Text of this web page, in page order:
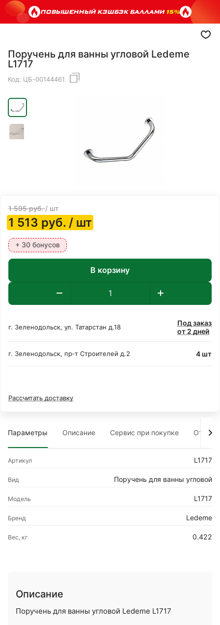
ПОВЫШЕННЫЙ КЭШБЭК БАЛЛАМИ15%
Поручень для ванны угловой Ledeme
L1717
Код: ЦБ-00144461
1 595руб. / шт
1 513 руб. / шт
+ 30 бонусов
В корзину
г. Зеленодольск, ул. Татарстан д.18
Под заказ
от 2 дней
г. Зеленодольск, пр‑т Строителей д.2 4 шт
Рассчитать доставку
Параметры Описание Сервис при покупке Отзывы
Артикул L1717
Вид Поручень для ванны угловой
Модель L1717
Бренд Ledeme
Вес, кг 0.422
Описание
Поручень для ванны угловой Ledeme L1717